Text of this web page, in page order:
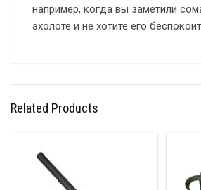
например, когда вы заметили
эхолоте и не хотите его
Related Products